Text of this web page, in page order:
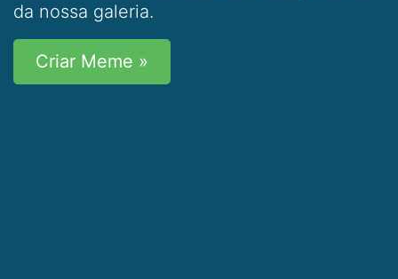
da nossa galeria.
Criar Meme »